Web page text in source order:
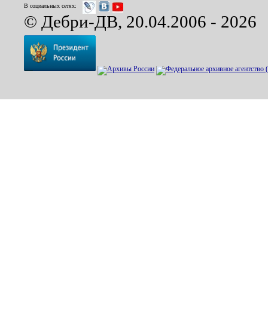
В социальных сетях:
© Дебри-ДВ, 20.04.2006 - 2026